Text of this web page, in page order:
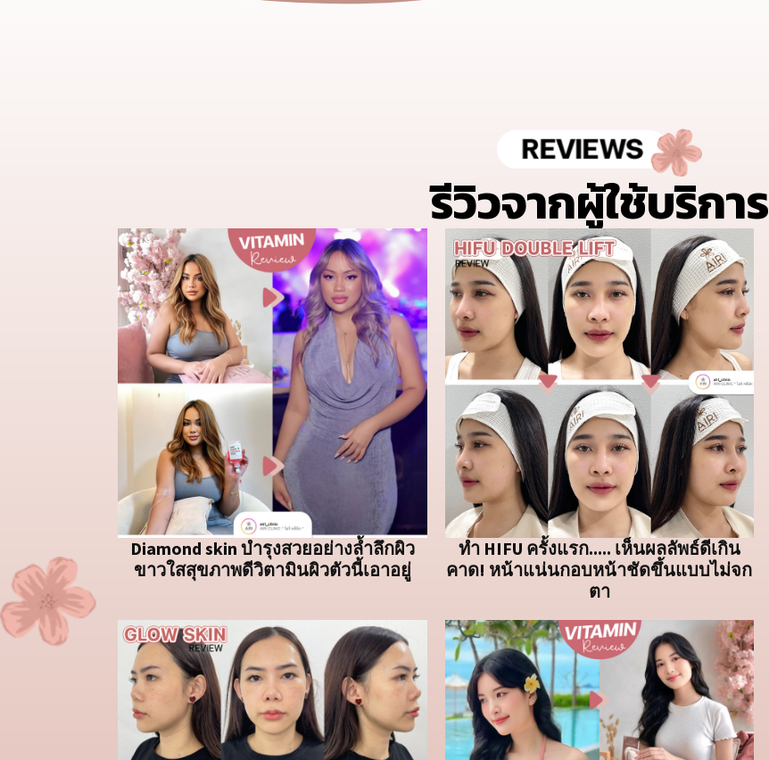
รีวิวจากผู้ใช้บริการ
Diamond skin บำรุงสวยอย่างล้ำลึกผิว
ขาวใสสุขภาพดีวิตามินผิวตัวนี้เอาอยู่
ทำ HIFU ครั้งแรก..... เห็นผลลัพธ์ดีเกิน
คาด! หน้าแน่นกอบหน้าชัดขึ้นแบบไม่จก
ตา